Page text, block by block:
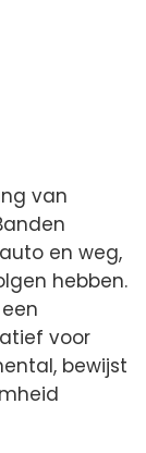
van
en weg,
hebben.
voor
bewijst